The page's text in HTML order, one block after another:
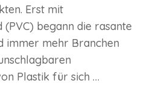
Erst mit
begann die rasante
immer mehr Branchen
Plastik für sich …